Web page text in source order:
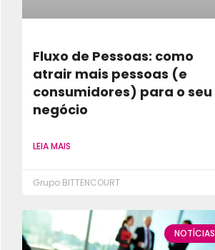
Fluxo de Pessoas: como
atrair mais pessoas (e
consumidores) para o seu
negócio
LEIA MAIS
Grupo BITTENCOURT
NOTÍCIAS